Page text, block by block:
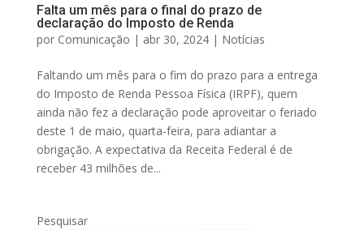
Falta um mês para o final do prazo de
declaração do Imposto de Renda
por Comunicação | abr 30, 2024| Notícias
Faltando um mês para o fim do prazo para a entrega
do Imposto de Renda Pessoa Física (IRPF), quem
ainda não fez a declaração pode aproveitar o feriado
deste 1 de maio, quarta-feira, para adiantar a
obrigação. A expectativa da Receita Federal é de
receber 43 milhões de...
Pesquisar